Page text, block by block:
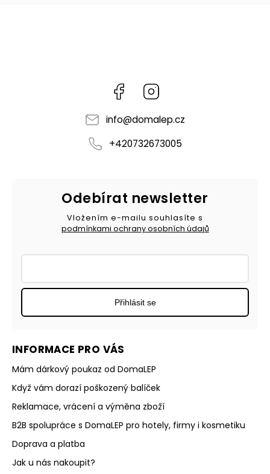
Facebook
info@domalep.cz
+420732673005
INFORMACE PRO VÁS
Mám dárkový poukaz od DomaLEP
Když vám dorazí poškozený balíček
Reklamace, vrácení a výměna zboží
B2B spolupráce s DomaLEP pro hotely, firmy i kosmetiku
Doprava a platba
Jak u nás nakoupit?
Odebírat newsletter
Vložením e-mailu souhlasíte s
podmínkami ochrany osobních údajů
Přihlásit se